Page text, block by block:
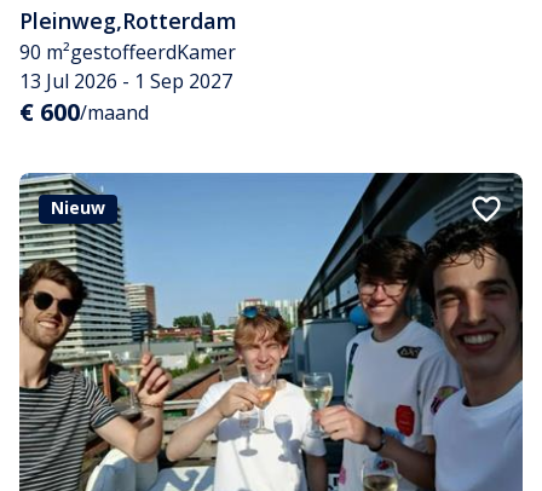
Pleinweg,Rotterdam
90 m²gestoffeerdKamer
13 Jul 2026 - 1 Sep 2027
€ 600/maand
Nieuw